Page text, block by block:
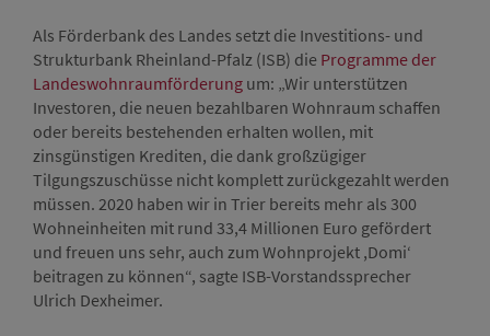
Als Förderbank des Landes setzt die Investitions- und
Strukturbank Rheinland-Pfalz (ISB) die Programme der
Landeswohnraumförderung um: „Wir unterstützen
Investoren, die neuen bezahlbaren Wohnraum schaffen
oder bereits bestehenden erhalten wollen, mit
zinsgünstigen Krediten, die dank großzügiger
Tilgungszuschüsse nicht komplett zurückgezahlt werden
müssen. 2020 haben wir in Trier bereits mehr als 300
Wohneinheiten mit rund 33,4 Millionen Euro gefördert
und freuen uns sehr, auch zum Wohnprojekt ,Domi‘
beitragen zu können“, sagte ISB-Vorstandssprecher
Ulrich Dexheimer.